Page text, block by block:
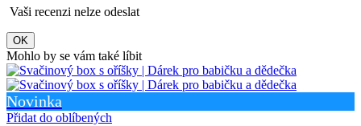
Vaši recenzi nelze odeslat
OK
Mohlo by se vám také líbit
Novinka
Přidat do oblíbených